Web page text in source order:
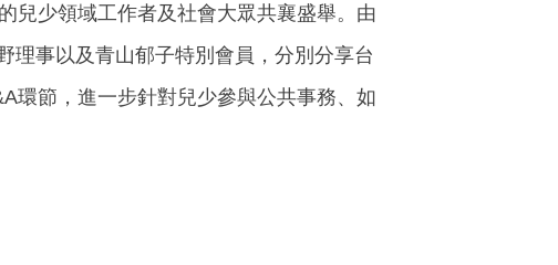
兒少領域工作者及社會大眾共襄盛舉。由
理事以及青山郁子特別會員，分別分享台
環節，進一步針對兒少參與公共事務、如